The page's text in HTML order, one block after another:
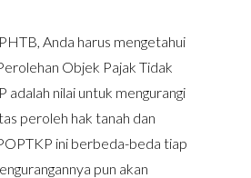
Anda harus mengetahui
Objek Pajak Tidak
adalah nilai untuk mengurangi
peroleh hak tanah dan
ini berbeda-beda tiap
pun akan